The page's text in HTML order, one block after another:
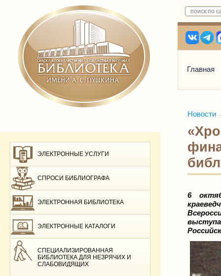
Главная
ЭЛЕКТРОННЫЕ УСЛУГИ
СПРОСИ БИБЛИОГРАФА
ЭЛЕКТРОННАЯ БИБЛИОТЕКА
ЭЛЕКТРОННЫЕ КАТАЛОГИ
СПЕЦИАЛИЗИРОВАННАЯ
БИБЛИОТЕКА ДЛЯ НЕЗРЯЧИХ И
СЛАБОВИДЯЩИХ
Новости
6